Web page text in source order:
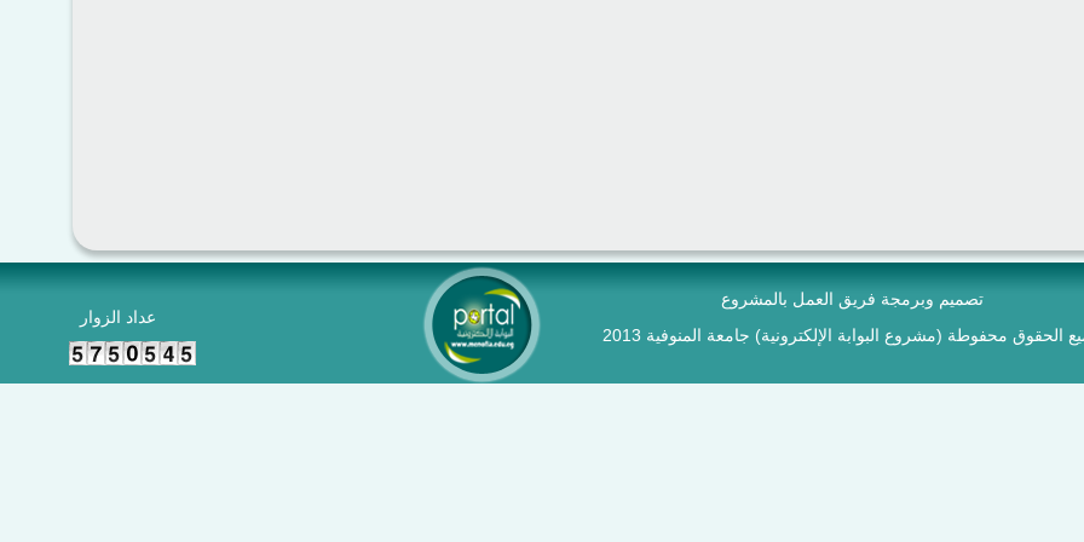
تصميم وبرمجة فريق العمل بالمشروع
الحقوق محفوطة (مشروع البوابة الإلكترونية) جامعة المنوفية 2013
عداد الزوار